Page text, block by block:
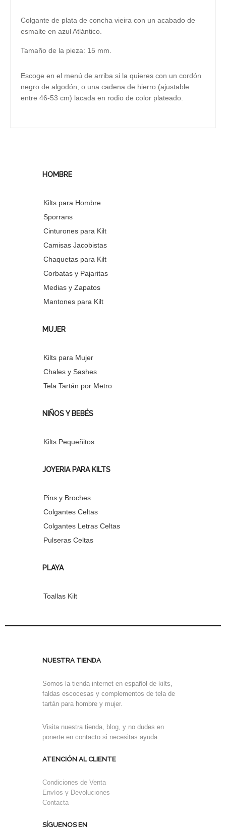
Colgante de plata de concha vieira con un acabado de
esmalte en azul Atlántico.
Tamaño de la pieza: 15 mm.
Escoge en el menú de arriba si la quieres con un cordón
negro de algodón, o una cadena de hierro (ajustable
entre 46-53 cm) lacada en rodio de color plateado.
HOMBRE
Kilts para Hombre
Sporrans
Cinturones para Kilt
Camisas Jacobistas
Chaquetas para Kilt
Corbatas y Pajaritas
Medias y Zapatos
Mantones para Kilt
MUJER
Kilts para Mujer
Chales y Sashes
Tela Tartán por Metro
NIÑOS Y BEBÉS
Kilts Pequeñitos
JOYERIA PARA KILTS
Pins y Broches
Colgantes Celtas
Colgantes Letras Celtas
Pulseras Celtas
PLAYA
Toallas Kilt
NUESTRA TIENDA
Somos la tienda internet en español de kilts,
faldas escocesas y complementos de tela de
tartán para hombre y mujer.
Visita nuestra tienda, blog, y no dudes en
ponerte en contacto si necesitas ayuda.
ATENCIÓN AL CLIENTE
Condiciones de Venta
Envíos y Devoluciones
Contacta
SÍGUENOS EN